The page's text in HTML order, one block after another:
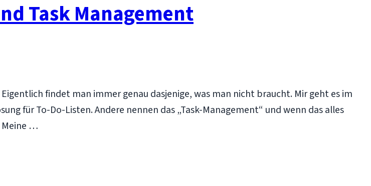
Task Management
findet man immer genau dasjenige, was man nicht braucht. Mir geht es im
für To-Do-Listen. Andere nennen das „Task-Management“ und wenn das alles
Meine …